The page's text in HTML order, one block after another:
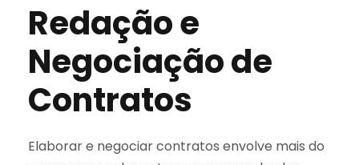
Redação e
Negociação de
Contratos
Elaborar e negociar contratos envolve mais do